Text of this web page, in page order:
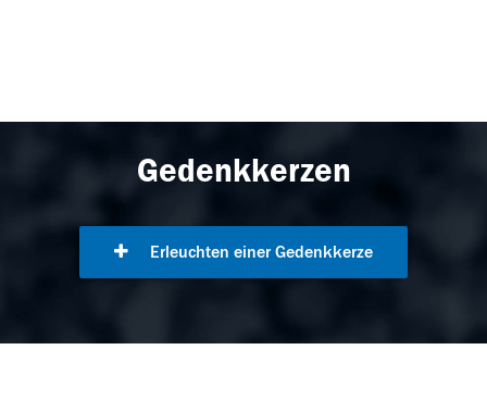
Gedenkkerzen
Erleuchten einer Gedenkkerze